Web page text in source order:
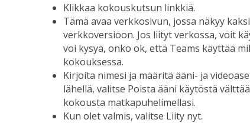
Klikkaa kokouskutsun linkkiä.
Tämä avaa verkkosivun, jossa näkyy
verkkoversioon. Jos liityt verkossa, voit
voi kysyä, onko ok, että Teams käyttää
kokouksessa.
Kirjoita nimesi ja määritä ääni- ja
lähellä, valitse Poista ääni käytöstä
kokousta matkapuhelimellasi.
Kun olet valmis, valitse Liity nyt.